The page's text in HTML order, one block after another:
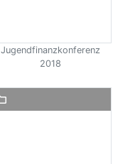
Jugendfinanzkonferenz
2018